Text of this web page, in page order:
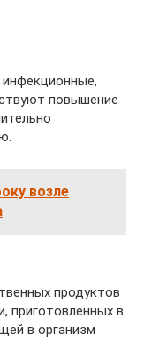
повышение
возле
продуктов
приготовленных в
в организм